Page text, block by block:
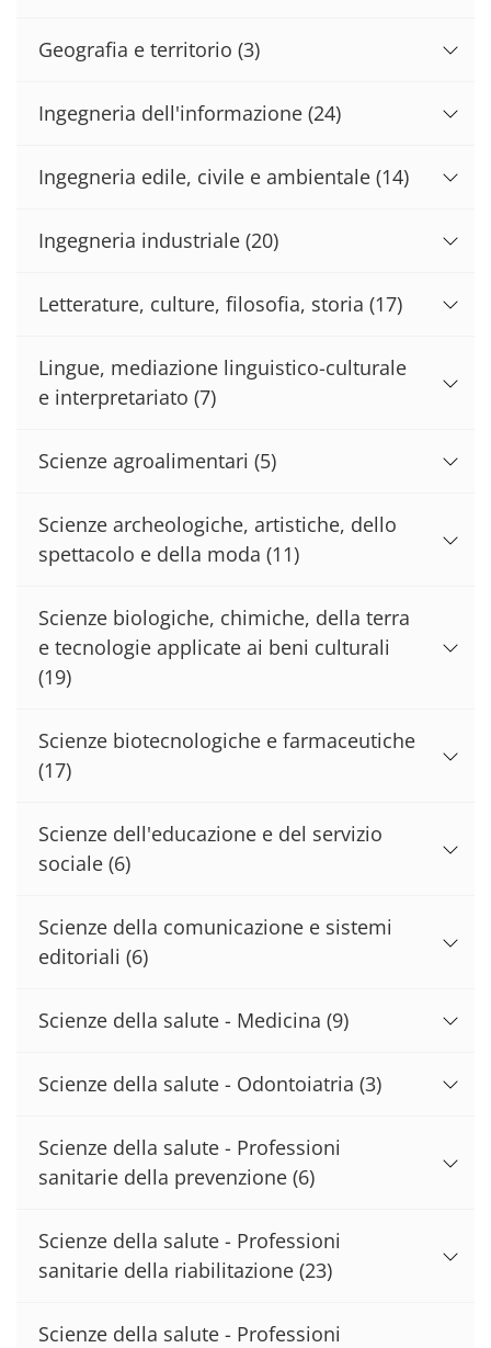
Geografia e territorio (3)
Ingegneria dell'informazione (24)
Ingegneria edile, civile e ambientale (14)
Ingegneria industriale (20)
Letterature, culture, filosofia, storia (17)
Lingue, mediazione linguistico-culturale
e interpretariato (7)
Scienze agroalimentari (5)
Scienze archeologiche, artistiche, dello
spettacolo e della moda (11)
Scienze biologiche, chimiche, della terra
e tecnologie applicate ai beni culturali
(19)
Scienze biotecnologiche e farmaceutiche
(17)
Scienze dell'educazione e del servizio
sociale (6)
Scienze della comunicazione e sistemi
editoriali (6)
Scienze della salute - Medicina (9)
Scienze della salute - Odontoiatria (3)
Scienze della salute - Professioni
sanitarie della prevenzione (6)
Scienze della salute - Professioni
sanitarie della riabilitazione (23)
Scienze della salute - Professioni